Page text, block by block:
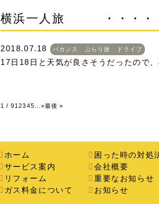
横浜一人旅 ・・・・
2018.07.18 バカンス ぶらり旅 ドライブ
17日18日と天気が良さそうだったの
1 / 912345 »最後 »
ホーム
サービス案内
リフォーム
ガス料金について
困った時の対処
会社概要
重要なお知らせ
お知らせ